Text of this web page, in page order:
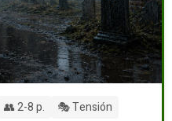
👥 2-8 p.
🎭 Tensión